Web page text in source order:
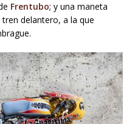
Frentubo; y una maneta
tren delantero, a la que